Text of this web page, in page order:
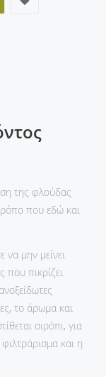
της φλούδας
που εδώ και
μην μείνει
που πικρίζει.
το άρωμα και
σιρόπι, για
και η